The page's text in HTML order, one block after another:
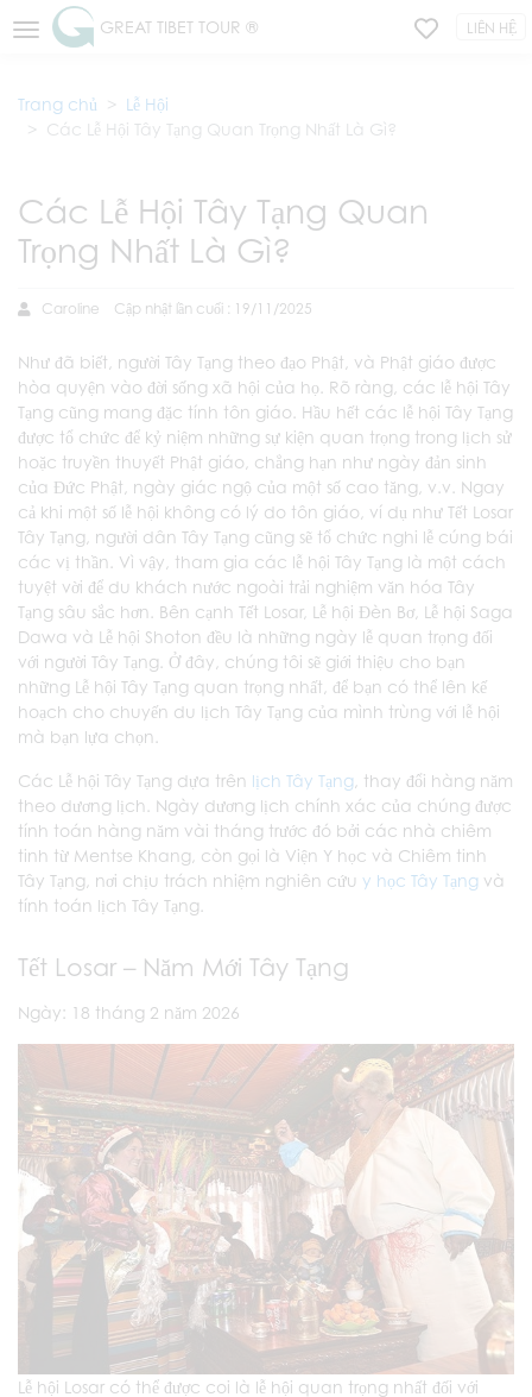
GREAT TIBET TOUR ® LIÊN HỆ
Trang chủ
Lễ Hội
Các Lễ Hội Tây Tạng Quan Trọng Nhất Là Gì?
Các Lễ Hội Tây Tạng Quan
Trọng Nhất Là Gì?
Caroline Cập nhật lần cuối : 19/11/2025
Như đã biết, người Tây Tạng theo đạo Phật, và Phật giáo được
hòa quyện vào đời sống xã hội của họ. Rõ ràng, các lễ hội Tây
Tạng cũng mang đặc tính tôn giáo. Hầu hết các lễ hội Tây Tạng
được tổ chức để kỷ niệm những sự kiện quan trọng trong lịch sử
hoặc truyền thuyết Phật giáo, chẳng hạn như ngày đản sinh
của Đức Phật, ngày giác ngộ của một số cao tăng, v.v. Ngay
cả khi một số lễ hội không có lý do tôn giáo, ví dụ như Tết Losar
Tây Tạng, người dân Tây Tạng cũng sẽ tổ chức nghi lễ cúng bái
các vị thần. Vì vậy, tham gia các lễ hội Tây Tạng là một cách
tuyệt vời để du khách nước ngoài trải nghiệm văn hóa Tây
Tạng sâu sắc hơn. Bên cạnh Tết Losar, Lễ hội Đèn Bơ, Lễ hội Saga
Dawa và Lễ hội Shoton đều là những ngày lễ quan trọng đối
với người Tây Tạng. Ở đây, chúng tôi sẽ giới thiệu cho bạn
những Lễ hội Tây Tạng quan trọng nhất, để bạn có thể lên kế
hoạch cho chuyến du lịch Tây Tạng của mình trùng với lễ hội
mà bạn lựa chọn.
Các Lễ hội Tây Tạng dựa trên lịch Tây Tạng, thay đổi hàng năm
theo dương lịch. Ngày dương lịch chính xác của chúng được
tính toán hàng năm vài tháng trước đó bởi các nhà chiêm
tinh từ Mentse Khang, còn gọi là Viện Y học và Chiêm tinh
Tây Tạng, nơi chịu trách nhiệm nghiên cứu y học Tây Tạng và
tính toán lịch Tây Tạng.
Tết Losar – Năm Mới Tây Tạng
Ngày: 18 tháng 2 năm 2026
Lễ hội Losar có thể được coi là lễ hội quan trọng nhất đối với